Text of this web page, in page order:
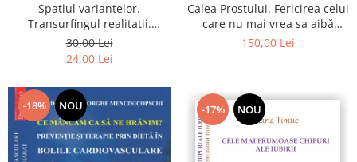
Spatiul variantelor.
Transurfingul realitatii.
Gradul 1. Cum sa ne
dezvoltam intuitia si sa ne
alegem soarta
30,00 Lei
24,00 Lei
Calea Prostului. Fericirea celui
care nu mai vrea sa aibă
dreptate - Intoarcerea la
150,00 Lei
-18% NOU -17% NOU